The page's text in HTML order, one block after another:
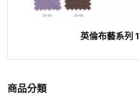
英倫布藝系列 1
商品分類